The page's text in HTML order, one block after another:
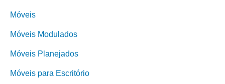
Móveis
Móveis Modulados
Móveis Planejados
Móveis para Escritório